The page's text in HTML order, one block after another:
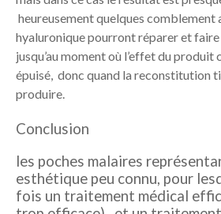
heureusement quelques comblement
hyaluronique pourront réparer et
jusqu’au moment où l’effet du produit
épuisé, donc quand la reconstitution
produire.
Conclusion
les poches malaires
esthétique peu connu, pour
fois un traitement médical